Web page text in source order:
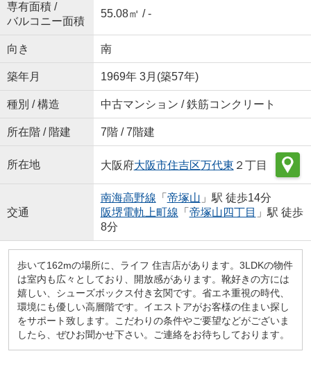
専有面積 /
バルコニー面積
55.08㎡ / -
向き 南
築年月 1969年 3月(築57年)
種別 / 構造 中古マンション / 鉄筋コンクリート
所在階 / 階建 7階 / 7階建
所在地 大阪府大阪市住吉区万代東 ２丁目
交通
南海高野線 「 帝塚山 」駅 徒歩14分
阪堺電軌上町線 「 帝塚山四丁目 」駅 徒歩
8分
歩いて162mの場所に、ライフ 住吉店があります。3LDKの物件
は室内も広々としており、開放感があります。靴好きの方には
嬉しい、シューズボックス付き玄関です。省エネ重視の時代、
環境にも優しい高層階です。イエストアがお客様の住まい探し
をサポート致します。こだわりの条件やご要望などがございま
したら、ぜひお聞かせ下さい。ご連絡をお待ちしております。